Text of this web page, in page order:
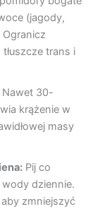
(jagody,
trans i
30-
krążenie w
masy
Pij co
dziennie.
zmniejszyć